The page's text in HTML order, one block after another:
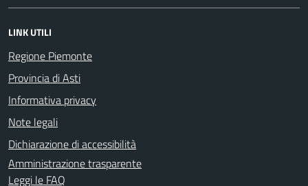
LINK UTILI
Regione Piemonte
Provincia di Asti
Informativa privacy
Note legali
Dichiarazione di accessibilità
Amministrazione trasparente
Leggi le FAQ